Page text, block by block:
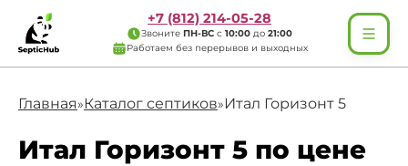
+7 (812) 214-05-28
Звоните ПН-ВС с 10:00 до 21:00
Работаем без перерывов и выходных
Главная»Каталог септиков»Итал Горизонт 5
Итал Горизонт 5 по цене